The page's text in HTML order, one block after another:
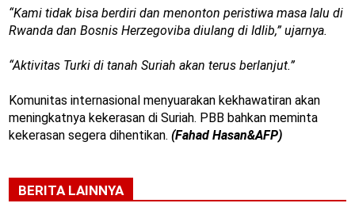
“Kami tidak bisa berdiri dan menonton peristiwa masa lalu di
Rwanda dan Bosnis Herzegoviba diulang di Idlib,” ujarnya.
“Aktivitas Turki di tanah Suriah akan terus berlanjut.”
Komunitas internasional menyuarakan kekhawatiran akan
meningkatnya kekerasan di Suriah. PBB bahkan meminta
kekerasan segera dihentikan. (Fahad Hasan&AFP)
BERITA LAINNYA